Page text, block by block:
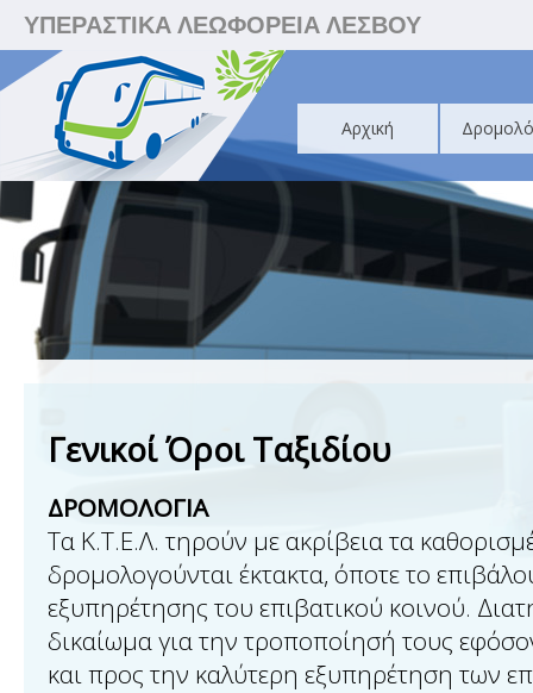
ΥΠΕΡΑΣΤΙΚΑ ΛΕΩΦΟΡΕΙΑ ΛΕΣΒΟΥ
Αρχική
Γενικοί Όροι Ταξιδίου
ΔΡΟΜΟΛΟΓΙΑ
Τα Κ.Τ.Ε.Λ. τηρούν με ακρίβεια τα
δρομολογούνται έκτακτα, όποτε το
εξυπηρέτησης του επιβατικού κοινού.
δικαίωμα για την τροποποίησή τους
και προς την καλύτερη εξυπηρέτηση των